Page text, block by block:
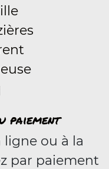
paiement
ou à la
par paiement